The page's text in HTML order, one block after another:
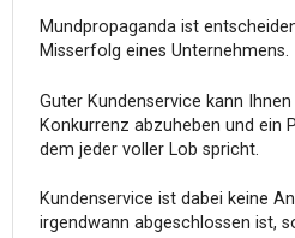
Mundpropaganda ist
Misserfolg eines Unternehmens.
Guter Kundenservice kann
Konkurrenz abzuheben und ein
dem jeder voller Lob spricht.
Kundenservice ist dabei keine
irgendwann abgeschlossen ist,